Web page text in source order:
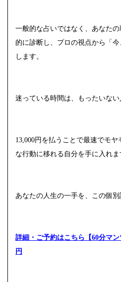
一般的な占いではなく、あなた
的に診断し、プロの視点から「
します。
迷っている時間は、もったいない
13,000円を払うことで最速でモ
な行動に移れる自分を手に入れま
あなたの人生の一手を、この個別
詳細・ご予約はこちら【60分マ
円